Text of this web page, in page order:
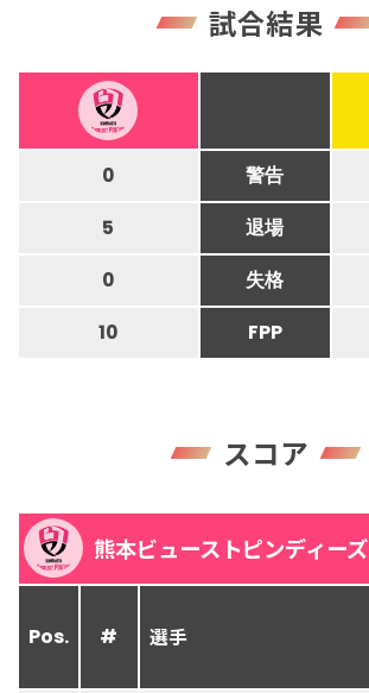
試合結果
0 警告
5 退場
0 失格
10 FPP
スコア
熊本ビューストピンディーズ
Pos. # 選手